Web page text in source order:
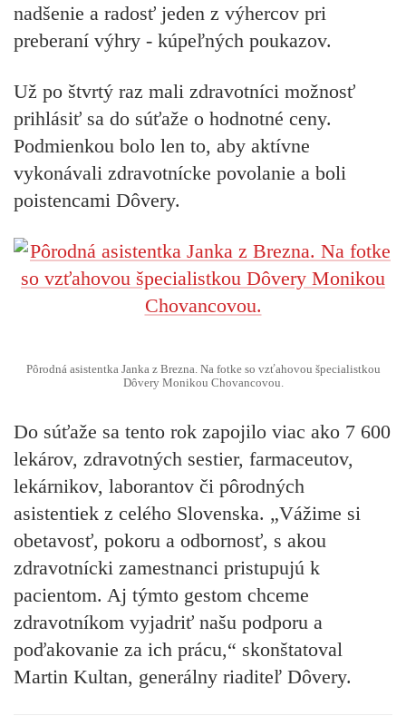
nadšenie a radosť jeden z výhercov pri
preberaní výhry - kúpeľných poukazov.
Už po štvrtý raz mali zdravotníci možnosť
prihlásiť sa do súťaže o hodnotné ceny.
Podmienkou bolo len to, aby aktívne
vykonávali zdravotnícke povolanie a boli
poistencami Dôvery.
Pôrodná asistentka Janka z Brezna. Na fotke so vzťahovou špecialistkou
Dôvery Monikou Chovancovou.
Do súťaže sa tento rok zapojilo viac ako 7 600
lekárov, zdravotných sestier, farmaceutov,
lekárnikov, laborantov či pôrodných
asistentiek z celého Slovenska. „Vážime si
obetavosť, pokoru a odbornosť, s akou
zdravotnícki zamestnanci pristupujú k
pacientom. Aj týmto gestom chceme
zdravotníkom vyjadriť našu podporu a
poďakovanie za ich prácu,“ skonštatoval
Martin Kultan, generálny riaditeľ Dôvery.